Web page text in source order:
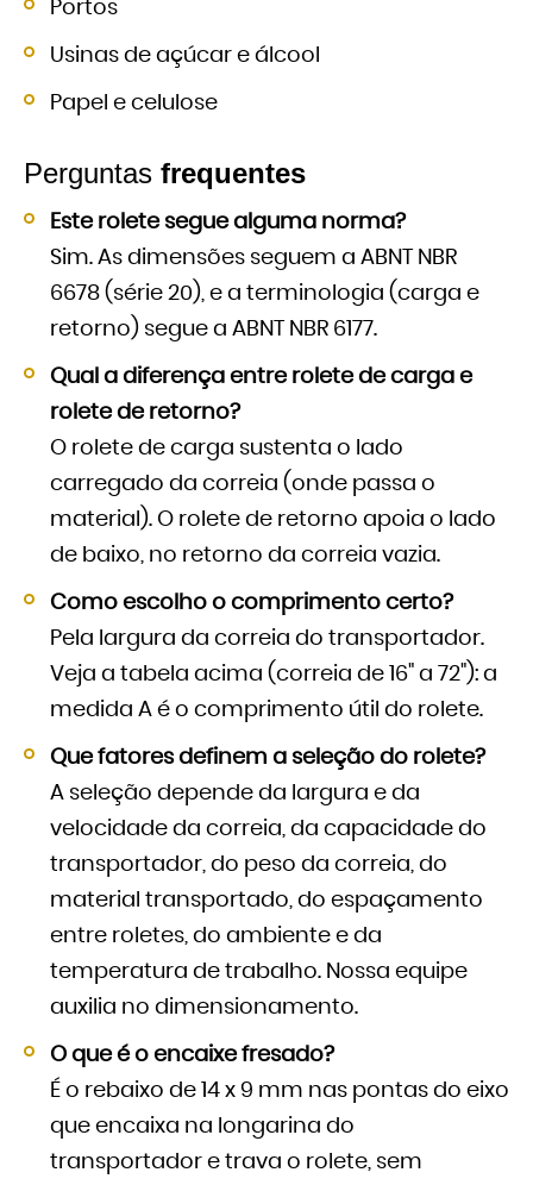
Portos
Usinas de açúcar e álcool
Papel e celulose
Perguntas frequentes
Este rolete segue alguma norma?
Sim. As dimensões seguem a ABNT NBR
6678 (série 20), e a terminologia (carga e
retorno) segue a ABNT NBR 6177.
Qual a diferença entre rolete de carga e
rolete de retorno?
O rolete de carga sustenta o lado
carregado da correia (onde passa o
material). O rolete de retorno apoia o lado
de baixo, no retorno da correia vazia.
Como escolho o comprimento certo?
Pela largura da correia do transportador.
Veja a tabela acima (correia de 16" a 72"): a
medida A é o comprimento útil do rolete.
Que fatores definem a seleção do rolete?
A seleção depende da largura e da
velocidade da correia, da capacidade do
transportador, do peso da correia, do
material transportado, do espaçamento
entre roletes, do ambiente e da
temperatura de trabalho. Nossa equipe
auxilia no dimensionamento.
O que é o encaixe fresado?
É o rebaixo de 14 x 9 mm nas pontas do eixo
que encaixa na longarina do
transportador e trava o rolete, sem